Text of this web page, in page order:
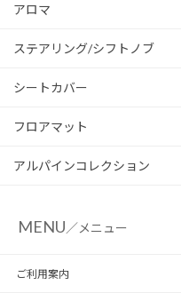
アロマ
ステアリング/シフトノブ
シートカバー
フロアマット
アルパインコレクション
MENU／メニュー
ご利用案内